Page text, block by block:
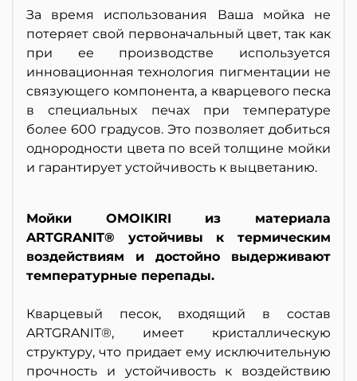
За время использования Ваша мойка не
потеряет свой первоначальный цвет, так как
при ее производстве используется
инновационная технология пигментации не
связующего компонента, а кварцевого песка
в специальных печах при температуре
более 600 градусов. Это позволяет добиться
однородности цвета по всей толщине мойки
и гарантирует устойчивость к выцветанию.
Мойки OMOIKIRI из материала
ARTGRANIT® устойчивы к термическим
воздействиям и достойно выдерживают
температурные перепады.
Кварцевый песок, входящий в состав
ARTGRANIT®, имеет кристаллическую
структуру, что придает ему исключительную
прочность и устойчивость к воздействию